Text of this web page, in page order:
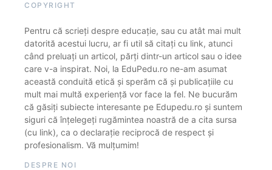
COPYRIGHT
Pentru că scrieți despre educație, sau cu atât mai mult
datorită acestui lucru, ar fi util să citați cu link, atunci
când preluați un articol, părți dintr-un articol sau o idee
care v-a inspirat. Noi, la EduPedu.ro ne-am asumat
această conduită etică și sperăm că și publicațiile cu
mult mai multă experiență vor face la fel. Ne bucurăm
că găsiți subiecte interesante pe Edupedu.ro și suntem
siguri că înțelegeți rugămintea noastră de a cita sursa
(cu link), ca o declarație reciprocă de respect și
profesionalism. Vă mulțumim!
DESPRE NOI